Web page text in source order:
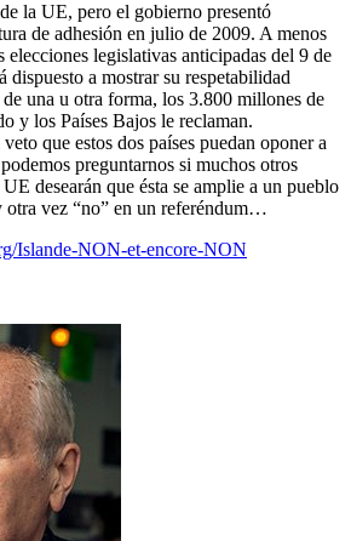
la UE, pero el gobierno presentó
de adhesión en julio de 2009. A menos
elecciones legislativas anticipadas del 9 de
dispuesto a mostrar su respetabilidad
una u otra forma, los 3.800 millones de
y los Países Bajos le reclaman.
que estos dos países puedan oponer a
preguntarnos si muchos otros
desearán que ésta se amplie a un pueblo
otra vez “no” en un referéndum…
Islande-NON-et-encore-NON